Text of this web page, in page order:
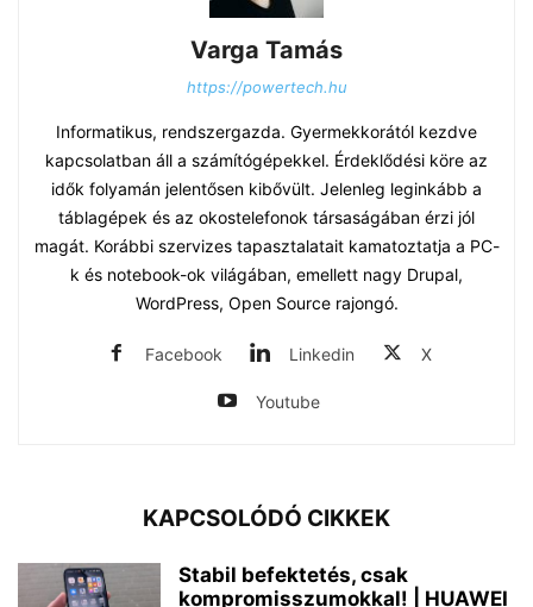
Varga Tamás
https://powertech.hu
Informatikus, rendszergazda. Gyermekkorától kezdve
kapcsolatban áll a számítógépekkel. Érdeklődési köre az
idők folyamán jelentősen kibővült. Jelenleg leginkább a
táblagépek és az okostelefonok társaságában érzi jól
magát. Korábbi szervizes tapasztalatait kamatoztatja a PC-
k és notebook-ok világában, emellett nagy Drupal,
WordPress, Open Source rajongó.
Facebook Linkedin X
Youtube
KAPCSOLÓDÓ CIKKEK
Stabil befektetés, csak
kompromisszumokkal! | HUAWEI